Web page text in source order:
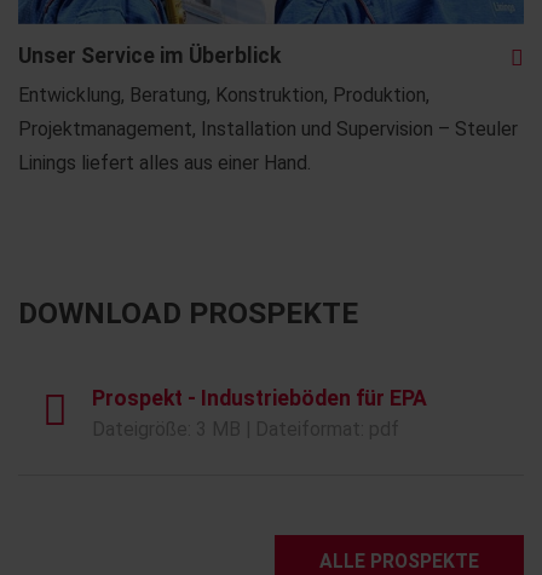
Unser Service im Überblick
Entwicklung, Beratung, Konstruktion, Produktion,
Projektmanagement, Installation und Supervision – Steuler
Linings liefert alles aus einer Hand.
DOWNLOAD PROSPEKTE
Prospekt - Industrieböden für EPA
ALLE PROSPEKTE